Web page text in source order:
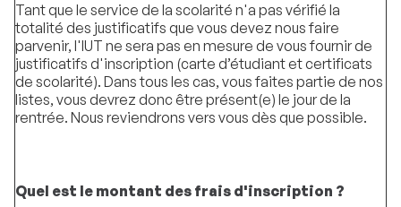
Tant que le service de la scolarité n'a pas vérifié la
totalité des justificatifs que vous devez nous faire
parvenir, l'IUT ne sera pas en mesure de vous fournir de
justificatifs d'inscription (carte d’étudiant et certificats
de scolarité). Dans tous les cas, vous faites partie de nos
listes, vous devrez donc être présent(e) le jour de la
rentrée. Nous reviendrons vers vous dès que possible.
Quel est le montant des frais d'inscription ?